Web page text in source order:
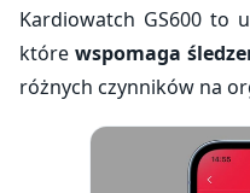
Kardiowatch GS600 to
które wspomaga
różnych czynników na